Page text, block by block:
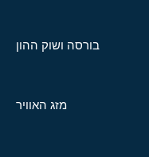
בורסה ושוק ההון
מזג האוויר